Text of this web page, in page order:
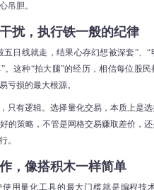
吊胆。
扰，执行铁一般的纪律
五日线就走，结果心存幻想被深套”、
。这种“拍大腿”的经历，相信每位股
亏损的最大根源。
只有逻辑。选择量化交易，本质上是
的策略，不管是网格交易赚取差价，
。
，像搭积木一样简单
使用量化工具的最大门槛就是编程技